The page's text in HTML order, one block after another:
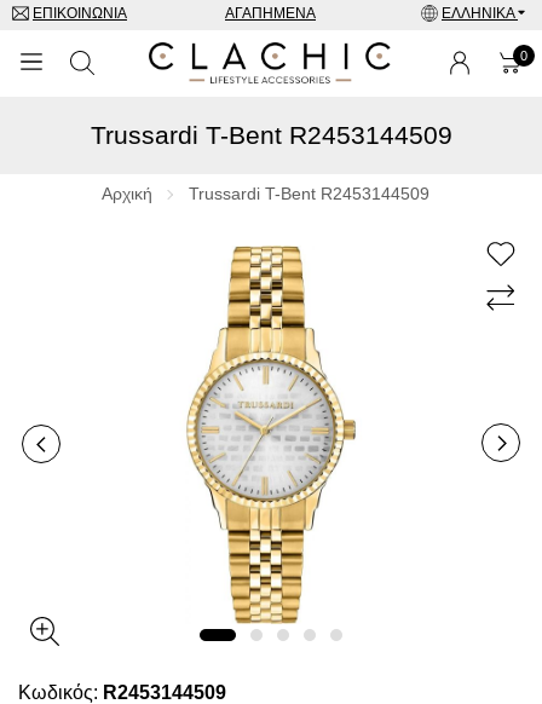
ΕΠΙΚΟΙΝΩΝΊΑ ΑΓΑΠΗΜΈΝΑ ΕΛΛΗΝΙΚΆ
0
ΜΑΡΚΕΣ
ΡΟΛΌΓΙΑ
ΚΟΣΜΉΜΑΤΑ
ΓΥΑΛΙΆ ΗΛΊΟΥ
ΑΞΕΣΟΥΑΡ
SPECIAL OFFERS
Trussardi T-Bent R2453144509
Αρχική Trussardi T-Bent R2453144509
Κωδικός: R2453144509